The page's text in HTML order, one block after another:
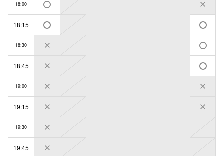
18:00
18:15
18:30
18:45
19:00
19:15
19:30
19:45